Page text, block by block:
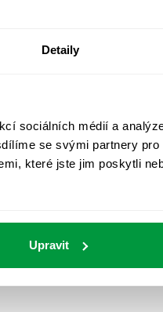
Detaily
sociálních médií a
se svými partnery
které jste jim poskytli
Upravit